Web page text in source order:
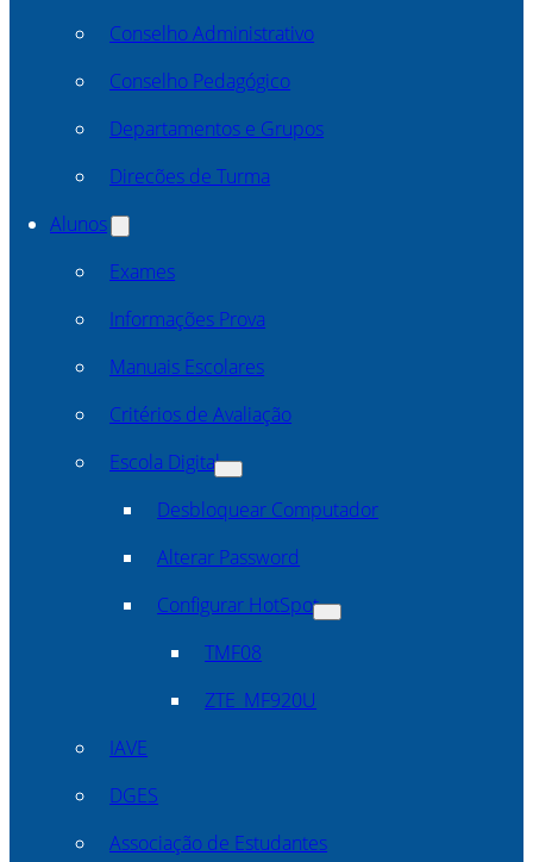
Conselho Administrativo
Conselho Pedagógico
Departamentos e Grupos
Direcões de Turma
Alunos
Exames
Informações Prova
Manuais Escolares
Critérios de Avaliação
Escola Digital
Desbloquear Computador
Alterar Password
Configurar HotSpot
TMF08
ZTE_MF920U
IAVE
DGES
Associação de Estudantes